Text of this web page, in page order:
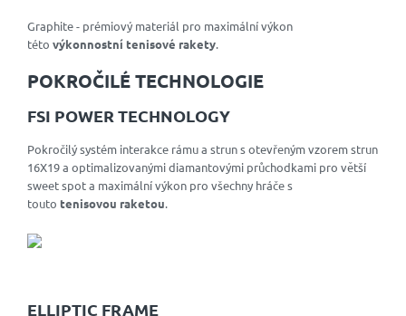
Graphite - prémiový materiál pro maximální výkon
této výkonnostní tenisové rakety.
POKROČILÉ TECHNOLOGIE
FSI POWER TECHNOLOGY
Pokročilý systém interakce rámu a strun s otevřeným vzorem strun
16X19 a optimalizovanými diamantovými průchodkami pro větší
sweet spot a maximální výkon pro všechny hráče s
touto tenisovou raketou.
ELLIPTIC FRAME